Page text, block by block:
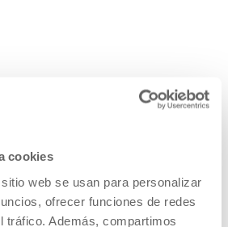
cookies
web se usan para personalizar
ofrecer funciones de redes
tráfico. Además, compartimos